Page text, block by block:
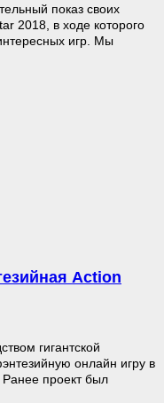
показ своих
2018, в ходе которого
игр. Мы
Action
гигантской
онлайн игру в
проект был